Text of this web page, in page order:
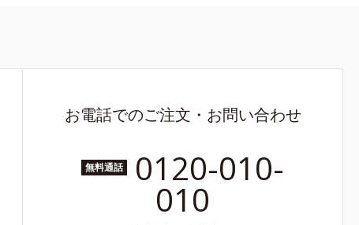
お電話でのご注文・お問い合わせ
無料通話 0120-010-
010